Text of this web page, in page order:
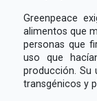
Greenpeace
alimentos que
personas que
uso que
producción. Su
transgénicos y